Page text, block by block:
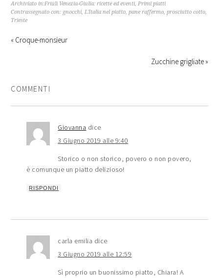
Archiviato in:Friuli Venezia-Giulia: ricette ed eventi,Primi piatti
Contrassegnato con: gnocchi,L'Italia nel piatto,pane raffermo,prosciutto cotto,
Trieste
« Croque-monsieur
Zucchine grigliate »
COMMENTI
Giovanna dice
3 Giugno 2019 alle 9:40
Storico o non storico, povero o non povero,
è comunque un piatto delizioso!
RISPONDI
carla emilia dice
3 Giugno 2019 alle 12:59
Sì proprio un buonissimo piatto, Chiara! A